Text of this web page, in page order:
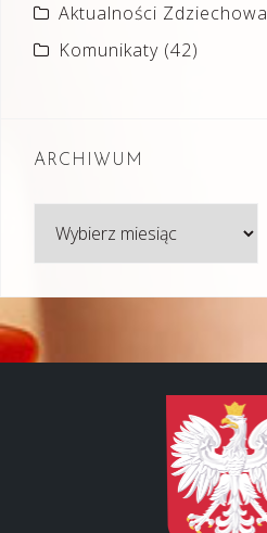
Aktualności Zdziechowa
Komunikaty (42)
ARCHIWUM